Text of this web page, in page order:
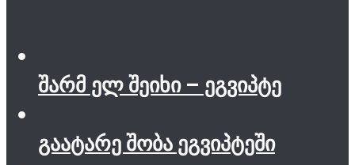
შარმ ელ შეიხი – ეგვიპტე
გაატარე შობა ეგვიპტეში